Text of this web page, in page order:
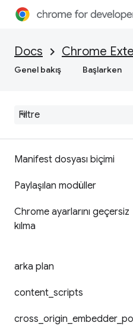
Docs Chrome
Genel bakış Başlarken
Manifest dosyası biçimi
Paylaşılan modüller
Chrome ayarlarını geçersiz
kılma
arka plan
content scripts
cross origin embedder_